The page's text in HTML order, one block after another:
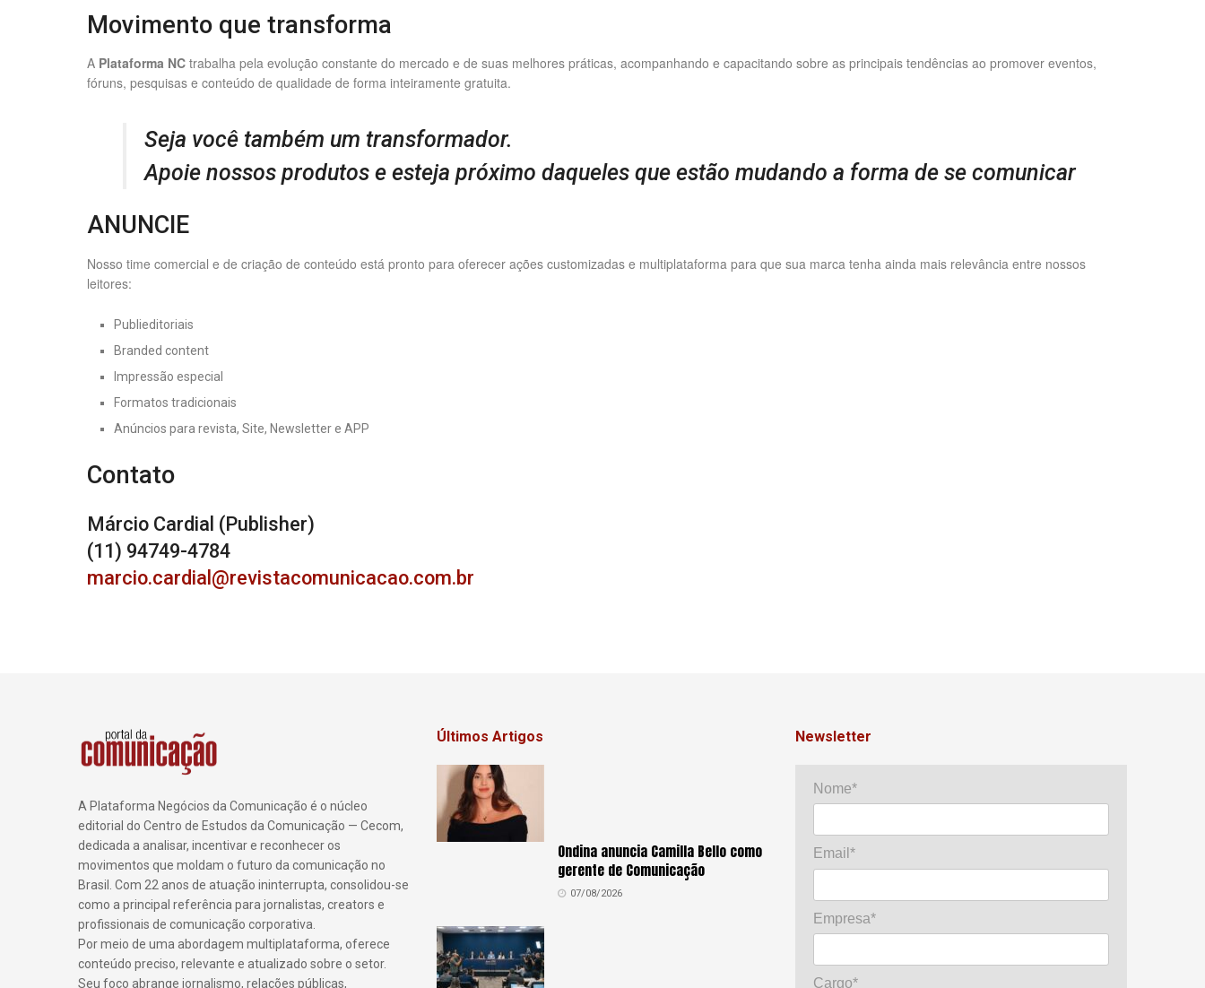
Movimento que transforma
A Plataforma NC trabalha pela evolução constante do mercado e de suas melhores práticas, acompanhando e capacitando sobre as principais tendências ao promover eventos,
fóruns, pesquisas e conteúdo de qualidade de forma inteiramente gratuita.
Seja você também um transformador.
Apoie nossos produtos e esteja próximo daqueles que estão mudando a forma de se comunicar
ANUNCIE
Nosso time comercial e de criação de conteúdo está pronto para oferecer ações customizadas e multiplataforma para que sua marca tenha ainda mais relevância entre nossos
leitores:
Publieditoriais
Branded content
Impressão especial
Formatos tradicionais
Anúncios para revista, Site, Newsletter e APP
Contato
Márcio Cardial (Publisher)
(11) 94749-4784
marcio.cardial@revistacomunicacao.com.br
A Plataforma Negócios da Comunicação é o núcleo
editorial do Centro de Estudos da Comunicação — Cecom,
dedicada a analisar, incentivar e reconhecer os
movimentos que moldam o futuro da comunicação no
Brasil. Com 22 anos de atuação ininterrupta, consolidou-se
como a principal referência para jornalistas, creators e
profissionais de comunicação corporativa.
Por meio de uma abordagem multiplataforma, oferece
conteúdo preciso, relevante e atualizado sobre o setor.
Seu foco abrange jornalismo, relações públicas,
Últimos Artigos
Ondina anuncia Camilla Bello como
gerente de Comunicação
07/08/2026
Newsletter
Nome*
Email*
Empresa*
Cargo*